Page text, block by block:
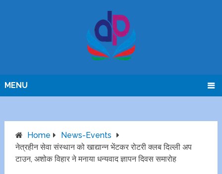
MENU
Home
News-Events
नेत्रहीन सेवा संस्थान को खाद्यान्न भेंटकर रोटरी क्लब दिल्ली अप
टाउन, अशोक विहार ने मनाया धन्यवाद ज्ञापन दिवस समारोह